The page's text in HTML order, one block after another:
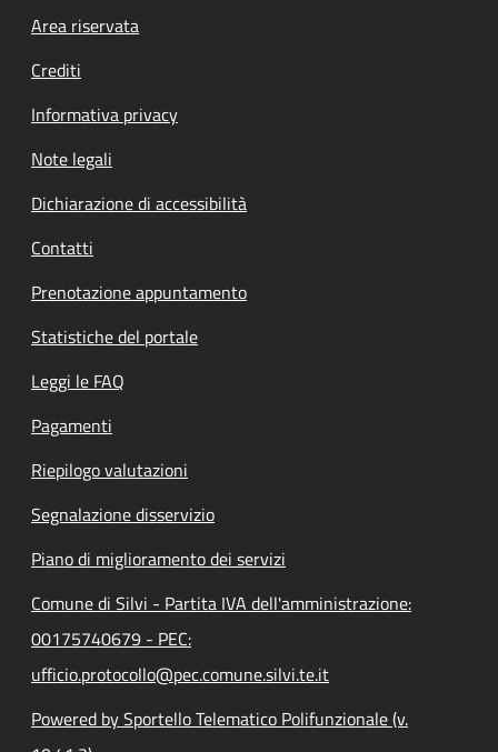
Footer menu
Area riservata
Crediti
Informativa privacy
Note legali
Dichiarazione di accessibilità
Contatti
Prenotazione appuntamento
Statistiche del portale
Leggi le FAQ
Pagamenti
Riepilogo valutazioni
Segnalazione disservizio
Piano di miglioramento dei servizi
Comune di Silvi - Partita IVA dell'amministrazione:
00175740679 - PEC:
ufficio.protocollo@pec.comune.silvi.te.it
Powered by Sportello Telematico Polifunzionale (v.